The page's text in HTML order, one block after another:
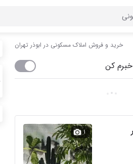
خرید و فروش املاک مسکونی در ابوذر تهران
کن
۱